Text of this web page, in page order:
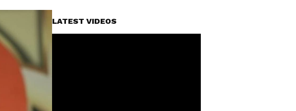
LATEST VIDEOS